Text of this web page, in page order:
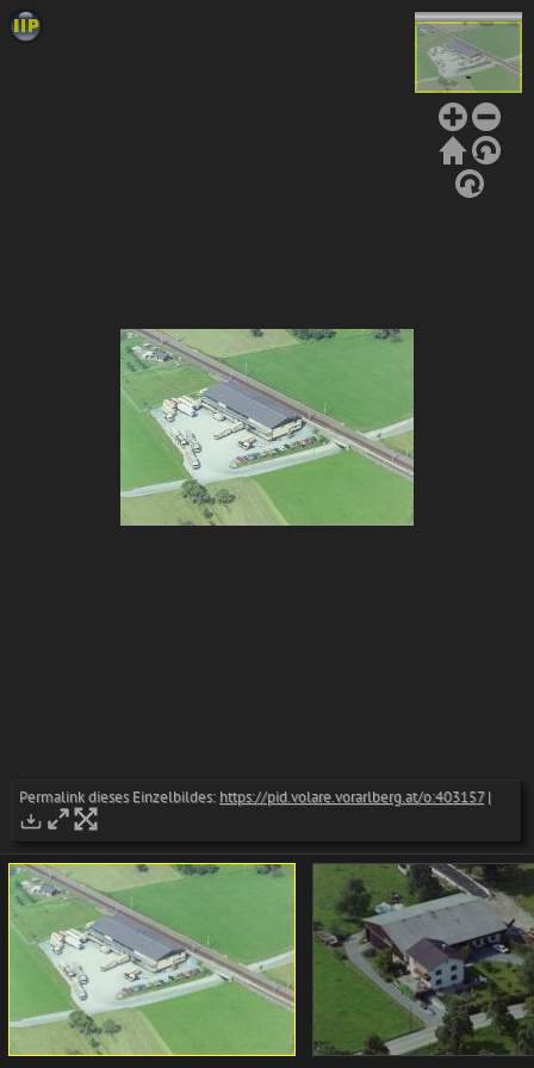
Permalink dieses Einzelbildes:https://pid.volare.vorarlberg.at/o:403157|